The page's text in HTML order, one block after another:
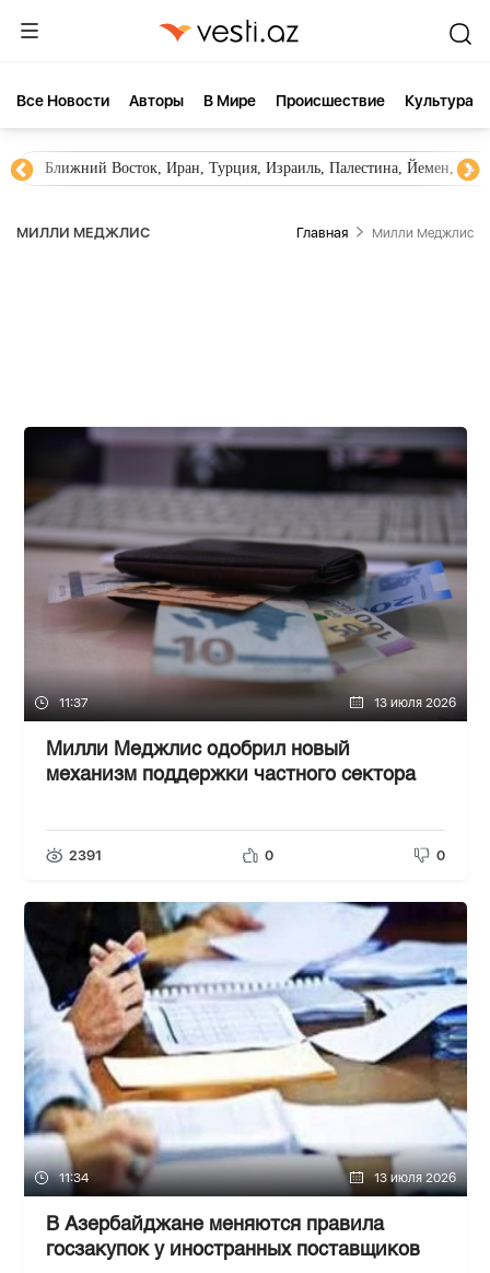
Все Новости Aвторы В Мире Происшествие Культура
Новости Азербайджана Южный Кавказ, Грузия,
МИЛЛИ МЕДЖЛИС Главная Милли Меджлис
11:37 13 июля 2026
Милли Меджлис одобрил новый
механизм поддержки частного сектора
2391 0 0
11:34 13 июля 2026
В Азербайджане меняются правила
госзакупок у иностранных поставщиков